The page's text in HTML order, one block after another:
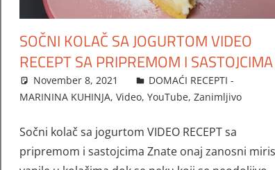
SOČNI KOLAČ SA JOGURTOM VIDEO
RECEPT SA PRIPREMOM I SASTOJCIMA
November 8, 2021 FTorgAdmin
DOMAĆI RECEPTI -
MARININA KUHINJA, Video, YouTube, Zanimljivo
Sočni kolač sa jogurtom VIDEO RECEPT sa
pripremom i sastojcima Znate onaj zanosni miris